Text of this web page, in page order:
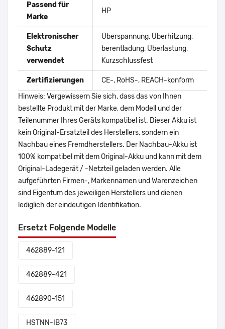
Passend für
Marke
HP
Elektronischer
Schutz
verwendet
Überspannung, Überhitzung,
berentladung, Überlastung,
Kurzschlussfest
Zertifizierungen
CE-, RoHS-, REACH-konform
Hinweis: Vergewissern Sie sich, dass das von Ihnen
bestellte Produkt mit der Marke, dem Modell und der
Teilenummer Ihres Geräts kompatibel ist. Dieser Akku ist
kein Original-Ersatzteil des Herstellers, sondern ein
Nachbau eines Fremdherstellers. Der Nachbau-Akku ist
100% kompatibel mit dem Original-Akku und kann mit dem
Original-Ladegerät / -Netzteil geladen werden. Alle
aufgeführten Firmen-, Markennamen und Warenzeichen
sind Eigentum des jeweiligen Herstellers und dienen
lediglich der eindeutigen Identifikation.
Ersetzt Folgende Modelle
462889-121
462889-421
462890-151
HSTNN-IB73